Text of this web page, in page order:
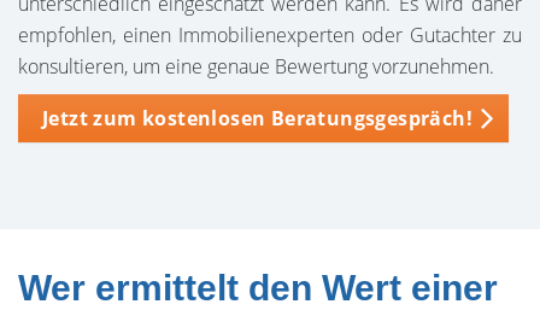
empfohlen, einen Immobilienexperten oder Gutachter zu
konsultieren, um eine genaue Bewertung vorzunehmen.
Jetzt zum kostenlosen Beratungsgespräch!
Wer ermittelt den Wert einer